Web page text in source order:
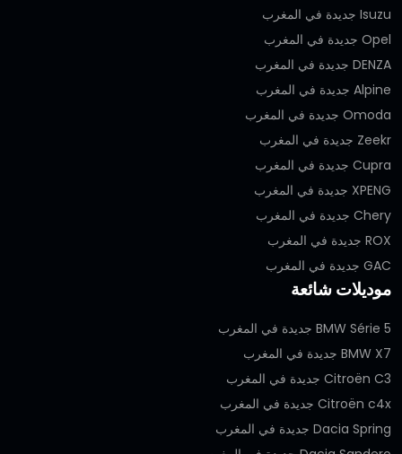
Isuzu جديدة في المغرب
Opel جديدة في المغرب
DENZA جديدة في المغرب
Alpine جديدة في المغرب
Omoda جديدة في المغرب
Zeekr جديدة في المغرب
Cupra جديدة في المغرب
XPENG جديدة في المغرب
Chery جديدة في المغرب
ROX جديدة في المغرب
GAC جديدة في المغرب
موديلات شائعة
BMW Série 5 جديدة في المغرب
BMW X7 جديدة في المغرب
Citroën C3 جديدة في المغرب
Citroën c4x جديدة في المغرب
Dacia Spring جديدة في المغرب